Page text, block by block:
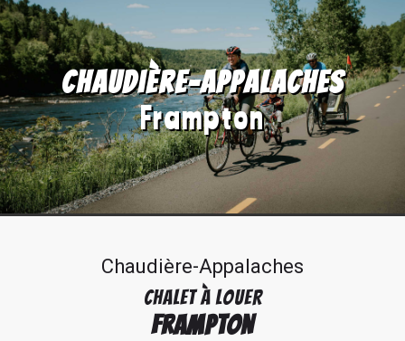
Chaudière-Appalaches
Frampton
Chaudière-Appalaches
CHALET À LOUER
FRAMPTON